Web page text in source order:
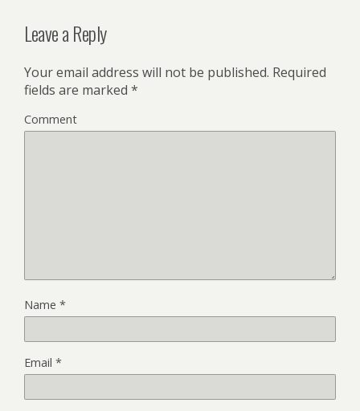
Leave a Reply
Your email address will not be published. Required
fields are marked *
Comment
Name *
Email *